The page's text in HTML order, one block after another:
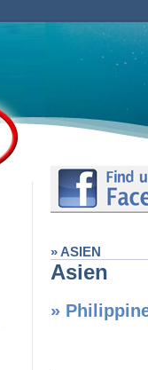
» ASIEN
Asien
»